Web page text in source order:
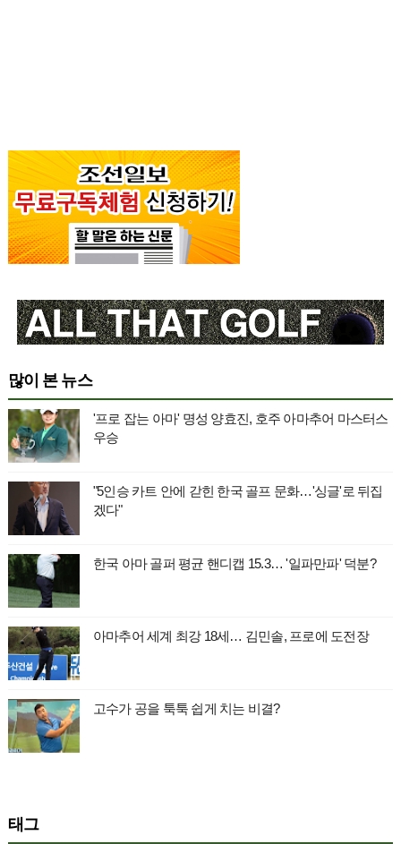
많이 본 뉴스
'프로 잡는 아마' 명성 양효진, 호주 아마추어 마스터스
우승
"5인승 카트 안에 갇힌 한국 골프 문화…'싱글'로 뒤집
겠다"
한국 아마 골퍼 평균 핸디캡 15.3… '일파만파' 덕분?
아마추어 세계 최강 18세… 김민솔, 프로에 도전장
고수가 공을 툭툭 쉽게 치는 비결?
태그